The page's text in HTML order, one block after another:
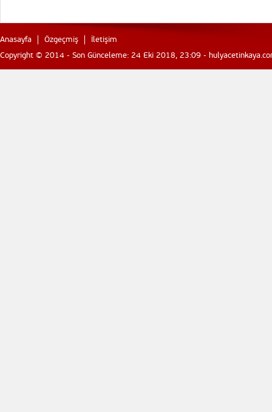
Anasayfa Özgeçmiş
İletişim
Copyright © 2014 - Son Günceleme: 24 Eki 2018, 23:09 -